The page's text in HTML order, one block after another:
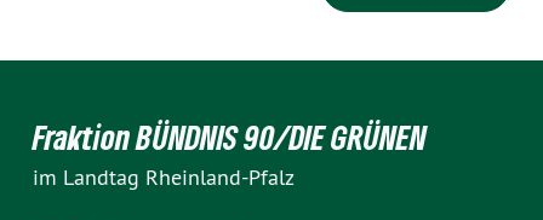
Fraktion BÜNDNIS 90/DIE GRÜNEN
im Landtag Rheinland-Pfalz